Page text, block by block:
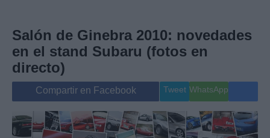
Internacional
Viajes
Gente
Musica
Salón de Ginebra 2010: novedades
en el stand Subaru (fotos en
directo)
Compartir en Facebook Tweet WhatsApp